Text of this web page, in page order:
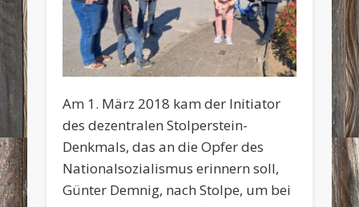
Am 1. März 2018 kam der Initiator
des dezentralen Stolperstein-
Denkmals, das an die Opfer des
Nationalsozialismus erinnern soll,
Günter Demnig, nach Stolpe, um bei